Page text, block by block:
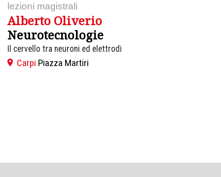
lezioni magistrali
Alberto Oliverio
Neurotecnologie
Il cervello tra neuroni ed elettrodi
Carpi Piazza Martiri